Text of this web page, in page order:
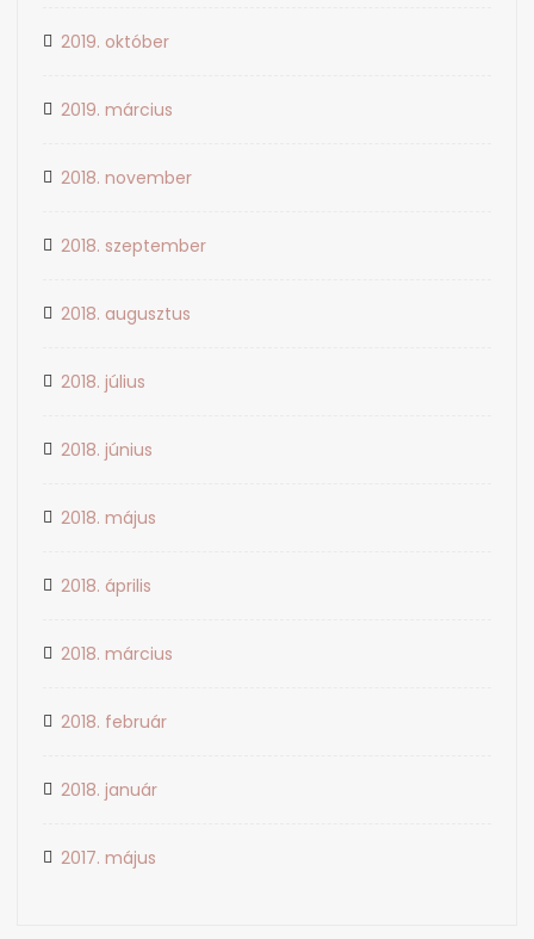
2019. október
2019. március
2018. november
2018. szeptember
2018. augusztus
2018. július
2018. június
2018. május
2018. április
2018. március
2018. február
2018. január
2017. május